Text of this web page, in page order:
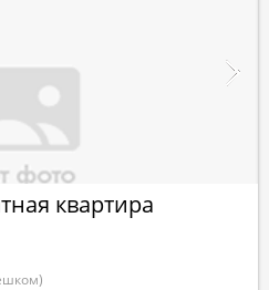
квартира